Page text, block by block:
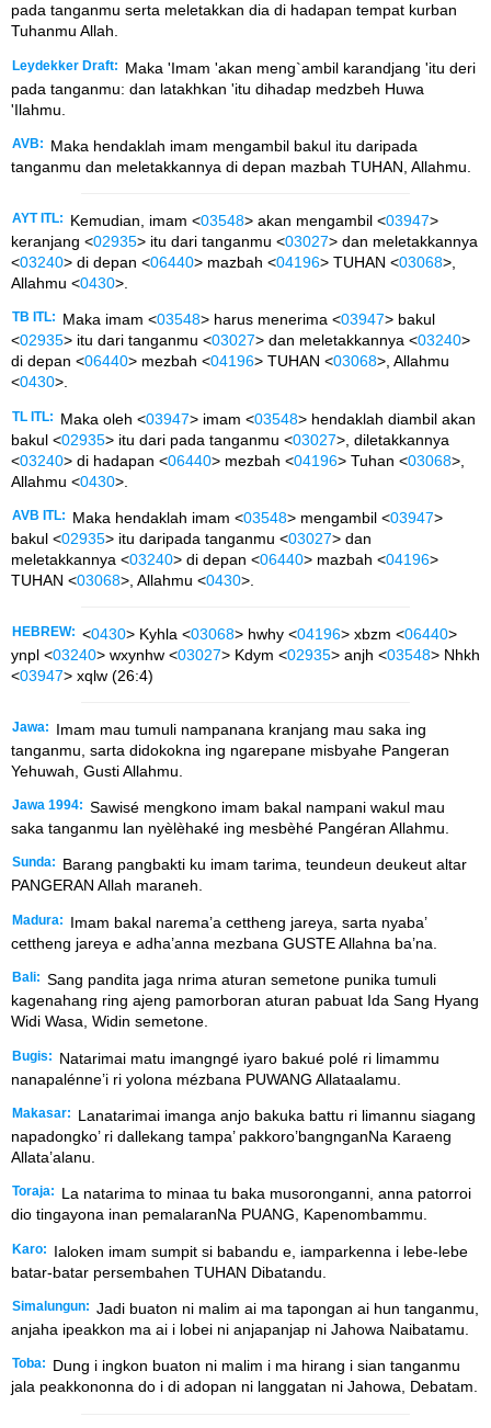
pada tanganmu serta meletakkan dia di hadapan tempat kurban
Tuhanmu Allah.
Leydekker Draft:
Maka 'Imam 'akan meng`ambil karandjang 'itu deri
pada tanganmu: dan latakhkan 'itu dihadap medzbeh Huwa
'Ilahmu.
AVB:
Maka hendaklah imam mengambil bakul itu daripada
tanganmu dan meletakkannya di depan mazbah TUHAN, Allahmu.
AYT ITL: Kemudian, imam <03548> akan mengambil <03947>
keranjang <02935> itu dari tanganmu <03027> dan meletakkannya
<03240> di depan <06440> mazbah <04196> TUHAN <03068>,
Allahmu <0430>.
TB ITL: Maka imam <03548> harus menerima <03947> bakul
<02935> itu dari tanganmu <03027> dan meletakkannya <03240>
di depan <06440> mezbah <04196> TUHAN <03068>, Allahmu
<0430>.
TL ITL: Maka oleh <03947> imam <03548> hendaklah diambil akan
bakul <02935> itu dari pada tanganmu <03027>, diletakkannya
<03240> di hadapan <06440> mezbah <04196> Tuhan <03068>,
Allahmu <0430>.
AVB ITL: Maka hendaklah imam <03548> mengambil <03947>
bakul <02935> itu daripada tanganmu <03027> dan
meletakkannya <03240> di depan <06440> mazbah <04196>
TUHAN <03068>, Allahmu <0430>.
HEBREW: <0430> Kyhla <03068> hwhy <04196> xbzm <06440>
ynpl <03240> wxynhw <03027> Kdym <02935> anjh <03548> Nhkh
<03947> xqlw (26:4)
Jawa:
Imam mau tumuli nampanana kranjang mau saka ing
tanganmu, sarta didokokna ing ngarepane misbyahe Pangeran
Yehuwah, Gusti Allahmu.
Jawa 1994: Sawisé mengkono imam bakal nampani wakul mau
saka tanganmu lan nyèlèhaké ing mesbèhé Pangéran Allahmu.
Sunda:
Barang pangbakti ku imam tarima, teundeun deukeut altar
PANGERAN Allah maraneh.
Madura:
Imam bakal narema’a cettheng jareya, sarta nyaba’
cettheng jareya e adha’anna mezbana GUSTE Allahna ba’na.
Bali: Sang pandita jaga nrima aturan semetone punika tumuli
kagenahang ring ajeng pamorboran aturan pabuat Ida Sang Hyang
Widi Wasa, Widin semetone.
Bugis:
Natarimai matu imangngé iyaro bakué polé ri limammu
nanapalénne’i ri yolona mézbana PUWANG Allataalamu.
Makasar:
Lanatarimai imanga anjo bakuka battu ri limannu siagang
napadongko’ ri dallekang tampa’ pakkoro’bangnganNa Karaeng
Allata’alanu.
Toraja:
La natarima to minaa tu baka musoronganni, anna patorroi
dio tingayona inan pemalaranNa PUANG, Kapenombammu.
Karo:
Ialoken imam sumpit si babandu e, iamparkenna i lebe-lebe
batar-batar persembahen TUHAN Dibatandu.
Simalungun: Jadi buaton ni malim ai ma tapongan ai hun tanganmu,
anjaha ipeakkon ma ai i lobei ni anjapanjap ni Jahowa Naibatamu.
Toba:
Dung i ingkon buaton ni malim i ma hirang i sian tanganmu
jala peakkononna do i di adopan ni langgatan ni Jahowa, Debatam.